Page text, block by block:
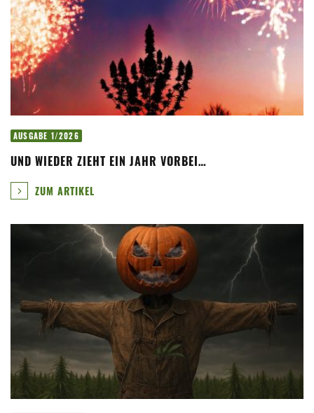
AUSGABE 1/2026
UND WIEDER ZIEHT EIN JAHR VORBEI…
ZUM ARTIKEL